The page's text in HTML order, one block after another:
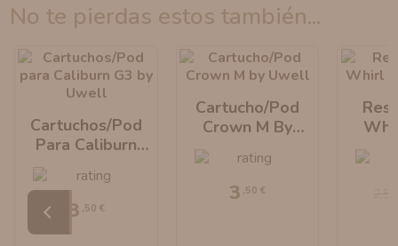
no te pierdas estos también...
Cartuchos/Pod
Para Caliburn
3 ,50 €
Cartucho/Pod
Crown M By
3 ,50 €